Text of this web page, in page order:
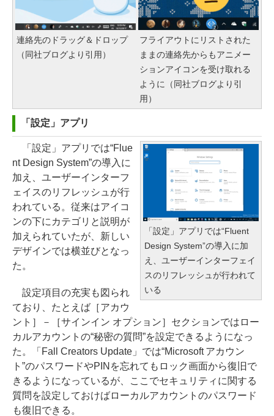
連絡先のドラッグ＆ドロップ
（同社ブログより引用）
フライアウトにリストされた
ままの連絡先からもアニメー
ションアイコンを受け取れる
ように（同社ブログより引
用）
「設定」アプリ
「設定」アプリでは“Fluent
Design System”の導入に加
え、ユーザーインターフェイ
スのリフレッシュが行われて
いる
「設定」アプリでは“Flue
nt Design System”の導入に
加え、ユーザーインターフ
ェイスのリフレッシュが行
われている。従来はアイコ
ンの下にカテゴリと説明が
加えられていたが、新しい
デザインでは横並びとなっ
た。
設定項目の充実も図られ
ており、たとえば［アカウ
ント］－［サインイン オプション］セクションではロー
カルアカウントの“秘密の質問”を設定できるようになっ
た。「Fall Creators Update」では“Microsoft アカウン
ト”のパスワードやPINを忘れてもロック画面から復旧で
きるようになっているが、ここでセキュリティに関する
質問を設定しておけばローカルアカウントのパスワード
も復旧できる。